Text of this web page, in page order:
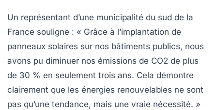
Un représentant d’une municipalité du sud de la
France souligne : « Grâce à l’implantation de
panneaux solaires sur nos bâtiments publics, nous
avons pu diminuer nos émissions de CO2 de plus
de 30 % en seulement trois ans. Cela démontre
clairement que les énergies renouvelables ne sont
pas qu’une tendance, mais une vraie nécessité. »